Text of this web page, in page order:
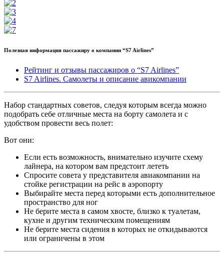
Полезная информация пассажиру о компании “S7 Airlines”
Рейтинг и отзывы пассажиров о “S7 Airlines”
S7 Airlines. Самолеты и описание авикомпании
Набор стандартных советов, следуя которым всегда можно
подобрать себе отличные места на борту самолета и с
удобством провести весь полет:
Вот они:
Если есть возможность, внимательно изучите схему
лайнера, на котором вам предстоит лететь
Спросите совета у представителя авиакомпании на
стойке регистрации на рейс в аэропорту
Выбирайте места перед которыми есть дополнительное
пространство для ног
Не берите места в самом хвосте, близко к туалетам,
кухне и другим техническим помещениям
Не берите места сидения в которых не откидываются
или ограничены в этом